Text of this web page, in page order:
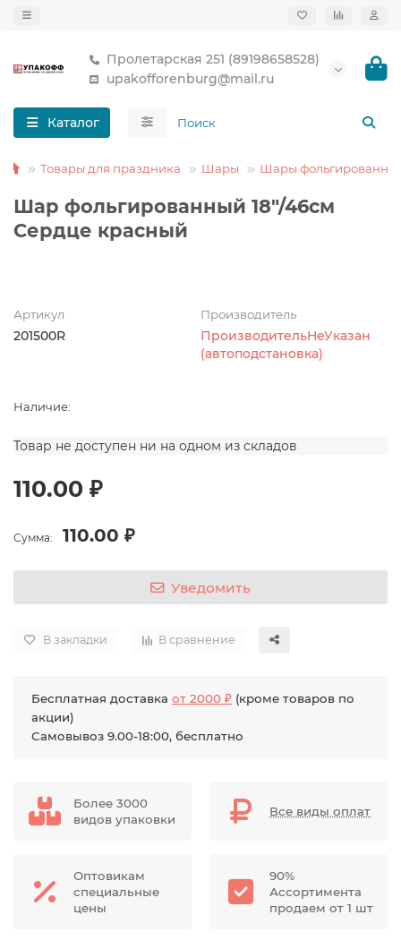
Пролетарская 251 (89198658528)
upakofforenburg@mail.ru
Каталог
Товары для праздника Шары Шары
Шар фольгированный 18"/46см
Сердце красный
Артикул
201500R
Производитель
ПроизводительНеУказан
(автоподстановка)
Наличие:
Товар не доступен ни на одном из складов
110.00 ₽
Сумма: 110.00 ₽
Уведомить
В закладки В сравнение
Бесплатная доставка от 2000 ₽ (кроме товаров по
акции)
Самовывоз 9.00-18:00, бесплатно
Более 3000
видов упаковки
Все виды оплат
Оптовикам
специальные
цены
90%
Ассортимента
продаем от 1 шт